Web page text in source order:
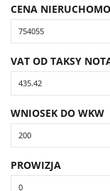
CENA
VAT OD TAKSY
WNIOSEK DO WKW
PROWIZJA